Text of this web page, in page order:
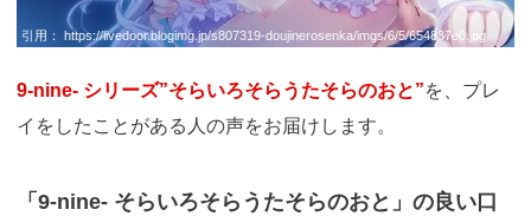
引用： https://livedoor.blogimg.jp/s807319-doujinerosenka/imgs/6/5/654837e0.jpg
9-nine- シリーズ”そらいろそらうたそらのおと”を、プレ
イをしたことがある人の声をお届けします。
「9-nine- そらいろそらうたそらのおと」の良い口